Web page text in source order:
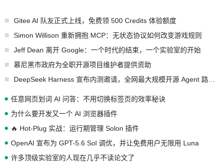
Gitee AI 队友正式上线，免费领 500 Credits 体验额度
Simon Willison 重新拥抱 MCP：无状态协议如何改变游戏规则
Jeff Dean 离开 Google：一个时代的结束，一个实验室的开始
慕尼黑市政府为全职开源项目维护者提供资助
任意网页划词 AI 问答：不用切换标签页的效率秘诀
为什么要开发又一个 AI 浏览器插件
🔥 Hot-Plug 实战：运行期管理 Solon 插件
OpenAI 宣布为 GPT-5.6 Sol 调优，并让免费用户无限用 Luna
许多顶级实验室的人现在几乎不读论文了